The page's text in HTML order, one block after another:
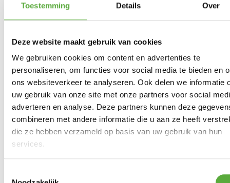
Toestemming Details Over
Deze website maakt gebruik van cookies
We gebruiken cookies om content en advertenties te
personaliseren, om functies voor social media te bieden en
ons websiteverkeer te analyseren. Ook delen we informatie
uw gebruik van onze site met onze partners voor social
adverteren en analyse. Deze partners kunnen deze
combineren met andere informatie die u aan ze heeft
die ze hebben verzameld op basis van uw gebruik van hun
services.
SKU2304207
Eten en drinken,Kamperen
Productkleur
Antraciet/Wit
Gratis verzending vanaf €250,-*
GERELATEERDE PRODUCTEN